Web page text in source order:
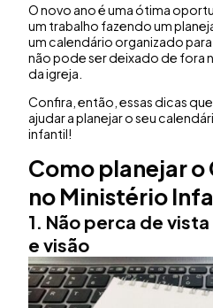
O novo ano é uma ótima
um trabalho fazendo um
um calendário organizado
não pode ser deixado de fora
da igreja.
Confira, então, essas dicas
ajudar a planejar o seu
infantil!
Como planejar
no Ministério
1. Não perca de vista
e visão